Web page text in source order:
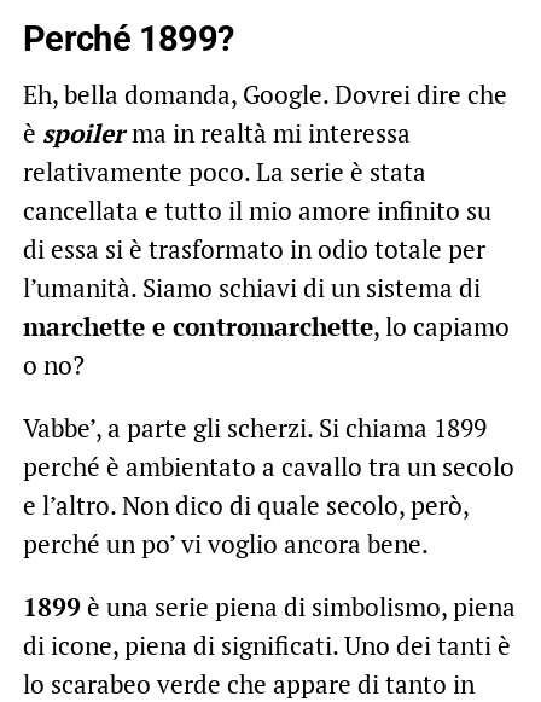
Perché 1899?
Eh, bella domanda, Google. Dovrei dire che
è spoilerma in realtà mi interessa
relativamente poco. La serie è stata
cancellata e tutto il mio amore infinito su
di essa si è trasformato in odio totale per
l’umanità. Siamo schiavi di un sistema di
marchette e contromarchette, lo capiamo
o no?
Vabbe’, a parte gli scherzi. Si chiama 1899
perché è ambientato a cavallo tra un secolo
e l’altro. Non dico di quale secolo, però,
perché un po’ vi voglio ancora bene.
1899è una serie piena di simbolismo, piena
di icone, piena di significati. Uno dei tanti è
lo scarabeo verde che appare di tanto in